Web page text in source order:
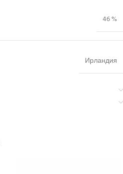
46 %
Ирландия